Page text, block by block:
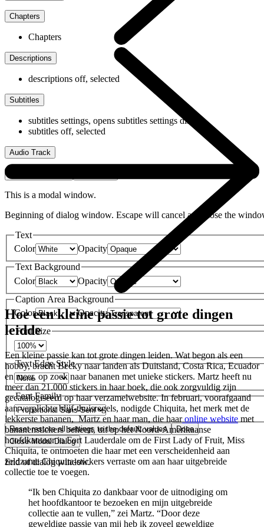
Chapters
Chapters
Descriptions
descriptions off, selected
Subtitles
subtitles settings, opens subtitles settings dialog
subtitles off, selected
Audio Track
This is a modal window.
Beginning of dialog window. Escape will cancel and close the
Text
Color
Opacity
Text Background
Color
Opacity
Caption Area Background
Color
Opacity
Font Size
Text Edge Style
Font Family
Resetrestore all settings to the default values
Done
Close Modal Dialog
End of dialog window.
Hoe een kleine passie tot grote dingen
leidde
Een kleine passie kan tot grote dingen leiden. Wat begon als een
hobby, bracht Becky naar landen als Duitsland, Costa Rica, Ecuador
en meer, op zoek naar bananen met unieke stickers. Martz heeft nu
meer dan 21.000 stickers in haar boek, die ook zorgvuldig zijn
gecatalogiseerd op haar verzamelwebsite. In februari, voorafgaand
aan verplichte blijf-thuisregels, nodigde Chiquita, het merk met de
lekkerste bananen, Martz en haar man, die haaronline website met
bananenstickers beheert, uit op het Noord-Amerikaanse
hoofdkantoor in Fort Lauderdale om de First Lady of Fruit, Miss
Chiquita, te ontmoeten die haar met een verscheidenheid aan
zeldzame Chiquita-stickers verraste om aan haar uitgebreide
collectie toe te voegen.
“Ik ben Chiquita zo dankbaar voor de uitnodiging om
het hoofdkantoor te bezoeken en mijn uitgebreide
collectie aan te vullen,” zei Martz. “Door deze
geweldige passie van mij heb ik zoveel geweldige